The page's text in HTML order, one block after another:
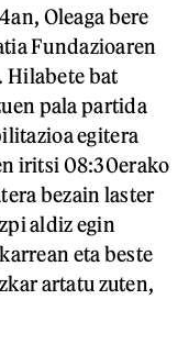
Oleaga bere
Fundazioaren
Hilabete bat
pala partida
egitera
iritsi 08:30erako
bezain laster
aldiz egin
eta beste
artatu zuten,